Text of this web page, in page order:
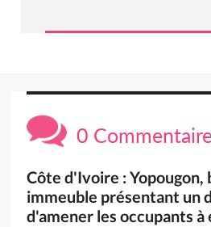
0
Côte d'Ivoire : Yopougon,
immeuble présentant un
d'amener les occupants